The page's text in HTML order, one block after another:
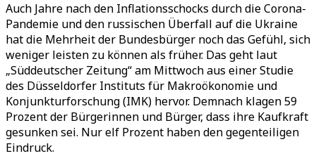
Auch Jahre nach den Inflationsschocks durch die Corona-
Pandemie und den russischen Überfall auf die Ukraine
hat die Mehrheit der Bundesbürger noch das Gefühl, sich
weniger leisten zu können als früher. Das geht laut
„Süddeutscher Zeitung“ am Mittwoch aus einer Studie
des Düsseldorfer Instituts für Makroökonomie und
Konjunkturforschung (IMK) hervor. Demnach klagen 59
Prozent der Bürgerinnen und Bürger, dass ihre Kaufkraft
gesunken sei. Nur elf Prozent haben den gegenteiligen
Eindruck.